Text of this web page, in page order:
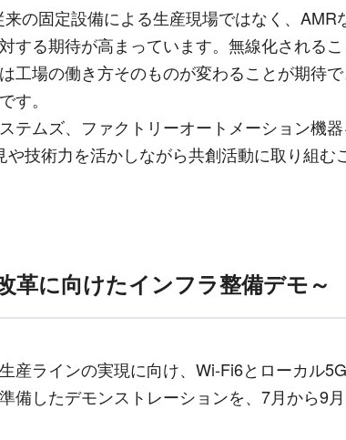
の固定設備による生産現場ではなく、 AMR
る期待が高まっています。無線化される
場の働き方そのものが変わることが期待
す。
ムズ、ファクトリーオートメーション機
技術力を活かしながら共創活動に取り組む
革に向けたインフラ整備デモ～
ラインの実現に向け、 Wi-Fi6とローカル5G
したデモンストレーションを、 7月から9